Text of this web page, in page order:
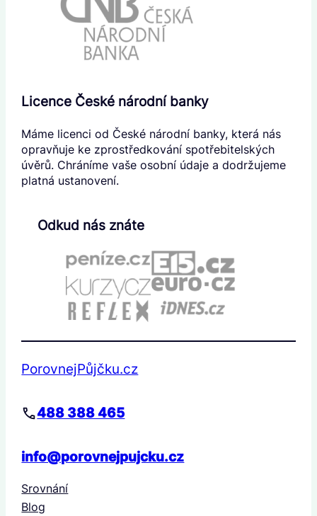
Licence České národní banky
Máme licenci od České národní banky, která nás
opravňuje ke zprostředkování spotřebitelských
úvěrů. Chráníme vaše osobní údaje a dodržujeme
platná ustanovení.
Odkud nás znáte
PorovnejPůjčku.cz
488 388 465
info@porovnejpujcku.cz
Srovnání
Blog